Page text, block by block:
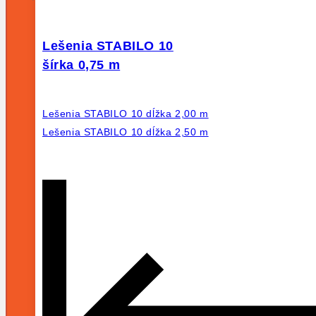
Lešenia STABILO 10
šírka 0,75 m
Lešenia STABILO 10 dĺžka 2,00 m
Lešenia STABILO 10 dĺžka 2,50 m